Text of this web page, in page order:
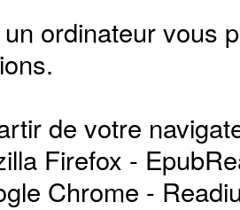
ordinateur vous
.
de votre
Firefox -
Chrome -